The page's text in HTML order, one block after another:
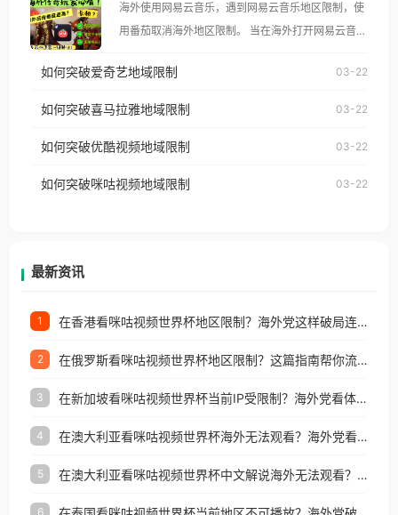
像其他音乐平台一样，出现地区及版权限制问题，且
仅能在中国大陆地区播放。 遇到这个问题的朋友们，
使用番茄回国加速器，即可解决「海外用户收听腾讯
台湾、美国、加拿大、澳大利亚、欧洲等国家和地区
权限制所困扰。
海外使用网易云音乐，遇到网易云音乐地区限制，使
用番茄取消海外地区限制。 当在海外打开网易云音
播放”的提示语。 海外用户如香港、澳门、台湾、美
国、加拿大、澳大利亚、欧洲等国家和地区时，网易
制问题，且仅能在中国大陆地区播放。 遇到这个问题
户收听网易云音乐地区版权限制」的问题，无论人在
如何突破爱奇艺地域限制 03-22
如何突破喜马拉雅地域限制 03-22
如何突破优酷视频地域限制 03-22
如何突破咪咕视频地域限制 03-22
最新资讯
1 在香港看咪咕视频世界杯地区限制？海外党这样破局连看7天不卡顿！
2 在俄罗斯看咪咕视频世界杯地区限制？这篇指南帮你流畅看中文解说赛事
3 在新加坡看咪咕视频世界杯当前IP受限制？海外党看体育赛事的终极破局指南
4 在澳大利亚看咪咕视频世界杯海外无法观看？海外党看国内体育直播的终极解法
5 在澳大利亚看咪咕视频世界杯中文解说海外无法观看？这篇指南帮你搞定所有体育直播难题
6